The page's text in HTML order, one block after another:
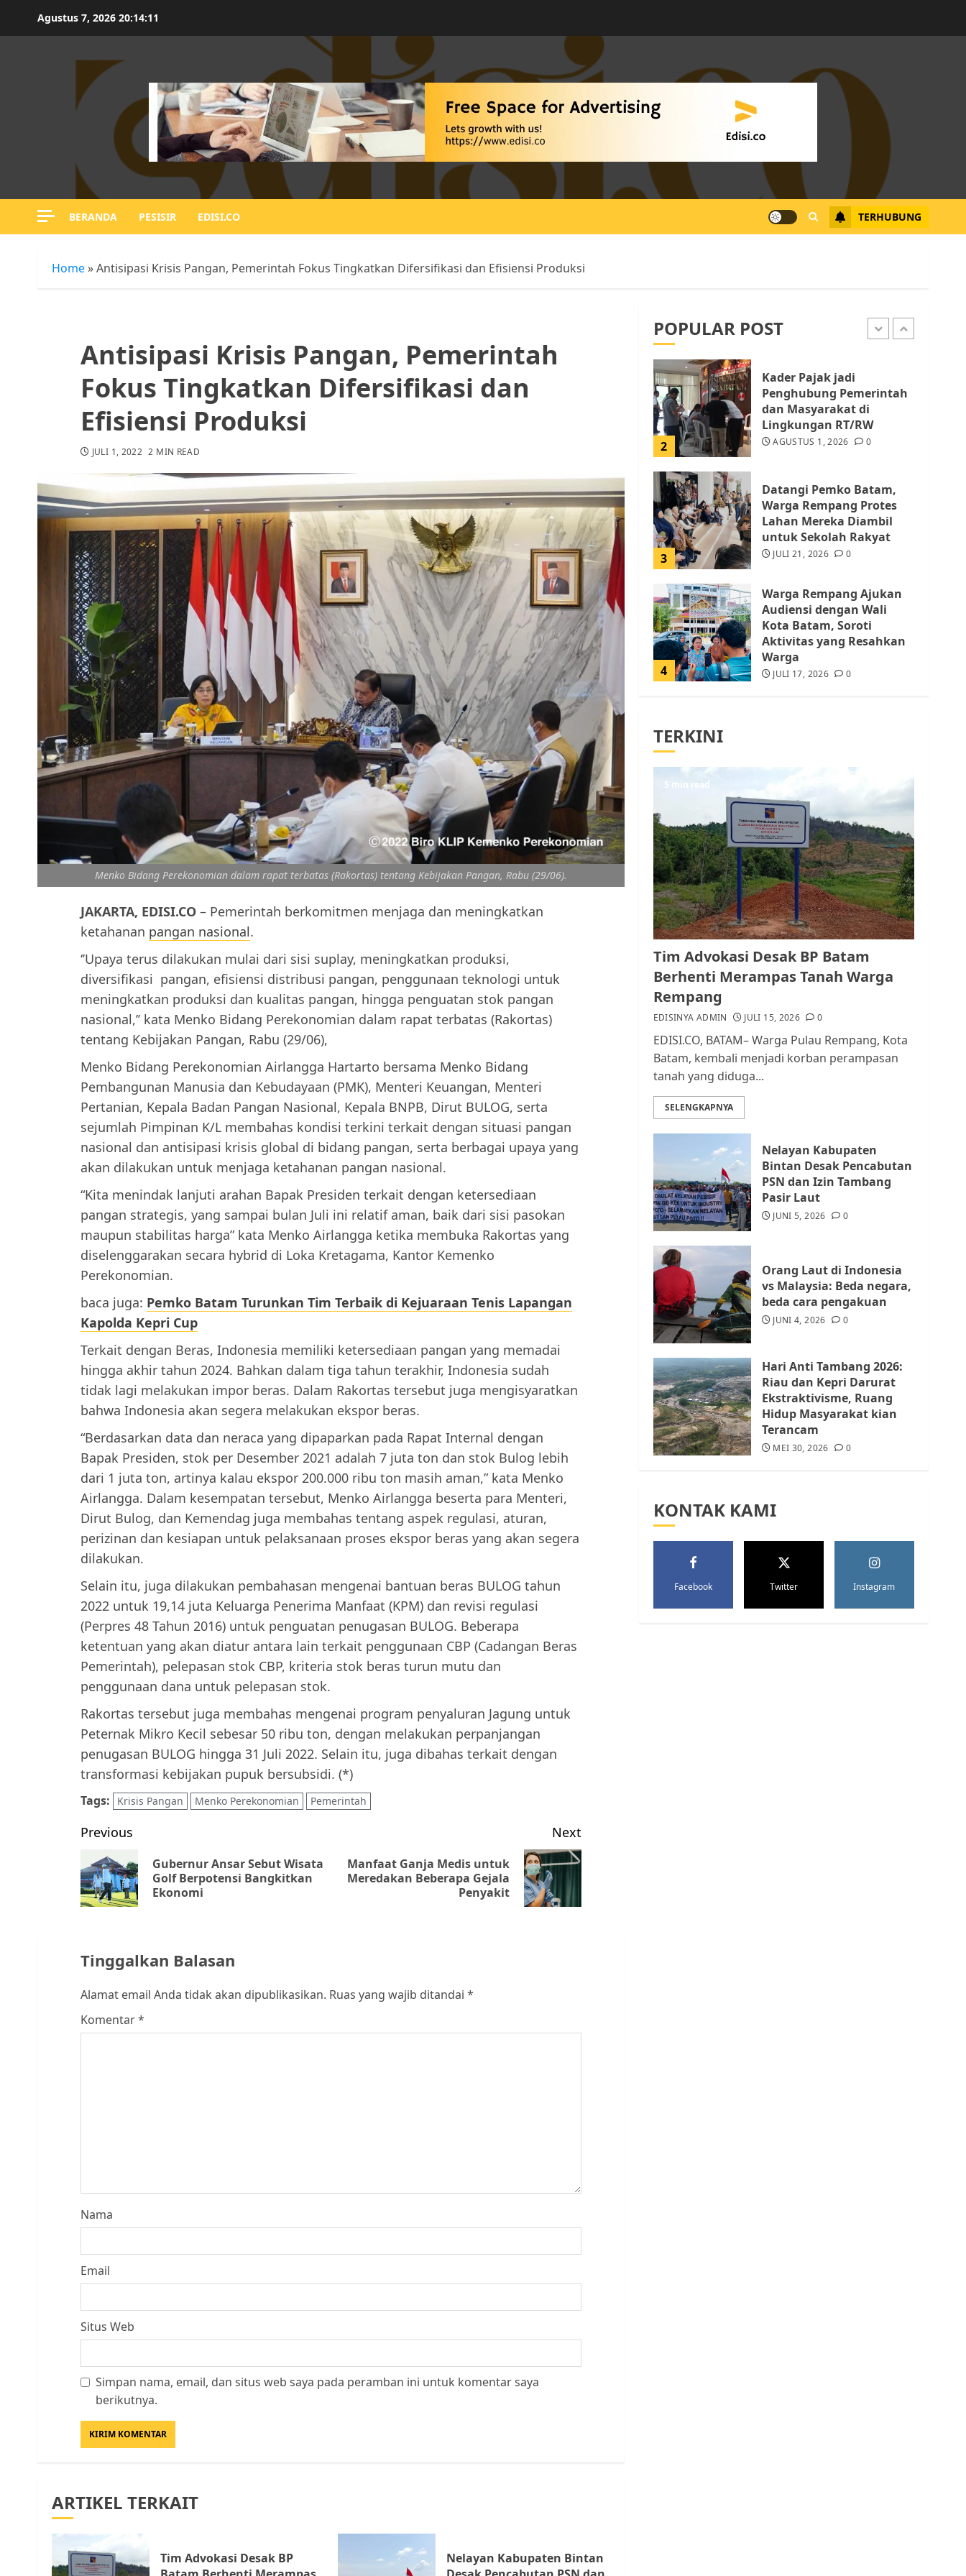
Agustus 7, 2026 20:14:12
BERANDA PESISIR EDISI.CO TERHUBUNG
Home »Antisipasi Krisis Pangan, Pemerintah Fokus Tingkatkan Difersifikasi dan Efisiensi Produksi
Antisipasi Krisis Pangan, Pemerintah
Fokus Tingkatkan Difersifikasi dan
Efisiensi Produksi
JULI 1, 2022 2 MIN READ
Menko Bidang Perekonomian dalam rapat terbatas (Rakortas) tentang Kebijakan Pangan, Rabu (29/06).
JAKARTA, EDISI.CO – Pemerintah berkomitmen menjaga dan meningkatkan
ketahanan pangan nasional.
‘’Upaya terus dilakukan mulai dari sisi suplay, meningkatkan produksi,
diversifikasi pangan, efisiensi distribusi pangan, penggunaan teknologi untuk
meningkatkan produksi dan kualitas pangan, hingga penguatan stok pangan
nasional,’’ kata Menko Bidang Perekonomian dalam rapat terbatas (Rakortas)
tentang Kebijakan Pangan, Rabu (29/06),
Menko Bidang Perekonomian Airlangga Hartarto bersama Menko Bidang
Pembangunan Manusia dan Kebudayaan (PMK), Menteri Keuangan, Menteri
Pertanian, Kepala Badan Pangan Nasional, Kepala BNPB, Dirut BULOG, serta
sejumlah Pimpinan K/L membahas kondisi terkini terkait dengan situasi pangan
nasional dan antisipasi krisis global di bidang pangan, serta berbagai upaya yang
akan dilakukan untuk menjaga ketahanan pangan nasional.
“Kita menindak lanjuti arahan Bapak Presiden terkait dengan ketersediaan
pangan strategis, yang sampai bulan Juli ini relatif aman, baik dari sisi pasokan
maupun stabilitas harga” kata Menko Airlangga ketika membuka Rakortas yang
diselenggarakan secara hybrid di Loka Kretagama, Kantor Kemenko
Perekonomian.
baca juga: Pemko Batam Turunkan Tim Terbaik di Kejuaraan Tenis Lapangan
Kapolda Kepri Cup
Terkait dengan Beras, Indonesia memiliki ketersediaan pangan yang memadai
hingga akhir tahun 2024. Bahkan dalam tiga tahun terakhir, Indonesia sudah
tidak lagi melakukan impor beras. Dalam Rakortas tersebut juga mengisyaratkan
bahwa Indonesia akan segera melakukan ekspor beras.
“Berdasarkan data dan neraca yang dipaparkan pada Rapat Internal dengan
Bapak Presiden, stok per Desember 2021 adalah 7 juta ton dan stok Bulog lebih
dari 1 juta ton, artinya kalau ekspor 200.000 ribu ton masih aman,” kata Menko
Airlangga. Dalam kesempatan tersebut, Menko Airlangga beserta para Menteri,
Dirut Bulog, dan Kemendag juga membahas tentang aspek regulasi, aturan,
perizinan dan kesiapan untuk pelaksanaan proses ekspor beras yang akan segera
dilakukan.
Selain itu, juga dilakukan pembahasan mengenai bantuan beras BULOG tahun
2022 untuk 19,14 juta Keluarga Penerima Manfaat (KPM) dan revisi regulasi
(Perpres 48 Tahun 2016) untuk penguatan penugasan BULOG. Beberapa
ketentuan yang akan diatur antara lain terkait penggunaan CBP (Cadangan Beras
Pemerintah), pelepasan stok CBP, kriteria stok beras turun mutu dan
penggunaan dana untuk pelepasan stok.
Rakortas tersebut juga membahas mengenai program penyaluran Jagung untuk
Peternak Mikro Kecil sebesar 50 ribu ton, dengan melakukan perpanjangan
penugasan BULOG hingga 31 Juli 2022. Selain itu, juga dibahas terkait dengan
transformasi kebijakan pupuk bersubsidi. (*)
Tags: Krisis Pangan Menko Perekonomian Pemerintah
Post
navigation
Previous
Previous
Gubernur Ansar Sebut Wisata
Golf Berpotensi Bangkitkan
Ekonomi
Next
Next
Manfaat Ganja Medis untuk
Meredakan Beberapa Gejala
Penyakit
Tinggalkan Balasan
Alamat email Anda tidak akan dipublikasikan. Ruas yang wajib ditandai *
Komentar*
Nama
Email
Situs Web
Simpan nama, email, dan situs web saya pada peramban ini untuk komentar saya
berikutnya.
ARTIKEL TERKAIT
Tim Advokasi Desak BP
Nelayan Kabupaten Bintan
POPULAR POST
Warga Rempang Ajukan
Kota Batam, Soroti
Aktivitas yang Resahkan
0
Batam Berhenti
Merampas Tanah Warga
Rempang
JULI 15, 2026
1 AGUSTUS 1, 2026
2
Kader Pajak jadi
Penghubung Pemerintah
dan Masyarakat di
Lingkungan RT/RW
AGUSTUS 1, 2026 0
3
Datangi Pemko Batam,
Warga Rempang Protes
Lahan Mereka Diambil
untuk Sekolah Rakyat
JULI 21, 2026 0
4
Warga Rempang Ajukan
Audiensi dengan Wali
Kota Batam, Soroti
Aktivitas yang Resahkan
Warga
JULI 17, 2026 0
5 JULI 15, 2026
1
Pemko Batam Tegaskan
RT dan RW bukan Petugas
Pendataan dan
Pemungutan Pajak
AGUSTUS 1, 2026 0
2
Kader Pajak jadi
Penghubung Pemerintah
dan Masyarakat di
Lingkungan RT/RW
3
Datangi Pemko Batam,
Warga Rempang Protes
Lahan Mereka Diambil
4
Warga Rempang Ajukan
Audiensi dengan Wali
Kota Batam, Soroti
Aktivitas yang Resahkan
Warga
5
Tim Advokasi Desak BP
Batam Berhenti
Merampas Tanah Warga
Rempang
TERKINI
5 min read
Tim Advokasi Desak BP Batam
Berhenti Merampas Tanah Warga
Rempang
EDISINYA ADMIN JULI 15, 2026 0
EDISI.CO, BATAM– Warga Pulau Rempang, Kota
Batam, kembali menjadi korban perampasan
tanah yang diduga...
SELENGKAPNYA
Nelayan Kabupaten
Bintan Desak Pencabutan
PSN dan Izin Tambang
Pasir Laut
JUNI 5, 2026 0
Orang Laut di Indonesia
vs Malaysia: Beda negara,
beda cara pengakuan
JUNI 4, 2026 0
Hari Anti Tambang 2026:
Riau dan Kepri Darurat
Ekstraktivisme, Ruang
Hidup Masyarakat kian
Terancam
MEI 30, 2026 0
KONTAK KAMI
Facebook Twitter Instagram